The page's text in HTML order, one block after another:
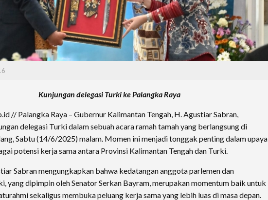
Kunjungan delegasi Turki ke Palangka Raya
// Palangka Raya – Gubernur Kalimantan Tengah, H. Agustiar Sabran,
delegasi Turki dalam sebuah acara ramah tamah yang berlangsung di
Sabtu (14/6/2025) malam. Momen ini menjadi tonggak penting dalam upaya
potensi kerja sama antara Provinsi Kalimantan Tengah dan Turki.
Sabran mengungkapkan bahwa kedatangan anggota parlemen dan
yang dipimpin oleh Senator Serkan Bayram, merupakan momentum baik untuk
sekaligus membuka peluang kerja sama yang lebih luas di masa depan.